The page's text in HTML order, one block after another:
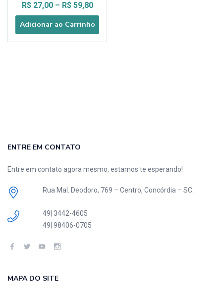
R$27,00– R$59,80
Adicionar ao Carrinho
ENTRE EM CONTATO
Entre em contato agora mesmo, estamos te esperando!
Rua Mal. Deodoro, 769 – Centro, Concórdia – SC.
49| 3442-4605
49| 98406-0705
MAPA DO SITE